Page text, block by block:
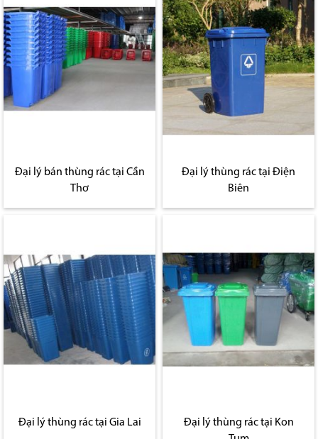
Đại lý bán thùng rác tại Cần
Thơ
Đại lý thùng rác tại Điện
Biên
Đại lý thùng rác tại Gia Lai
Đại lý thùng rác tại Kon